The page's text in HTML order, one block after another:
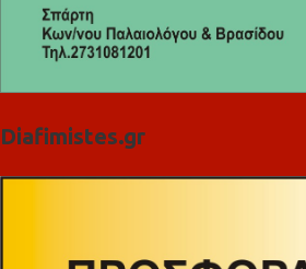
Diafimistes.gr